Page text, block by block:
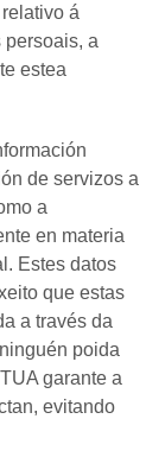
á
persoais, a
estea
de servizos a
a
en materia
Estes datos
que estas
a través da
poida
garante a
evitando